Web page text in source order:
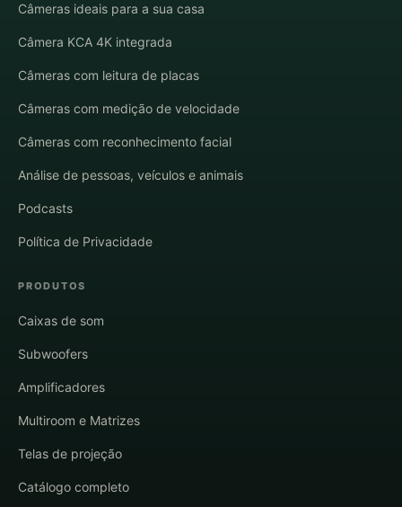
Câmeras ideais para a sua casa
Câmera KCA 4K integrada
Câmeras com leitura de placas
Câmeras com medição de velocidade
Câmeras com reconhecimento facial
Análise de pessoas, veículos e animais
Podcasts
Política de Privacidade
PRODUTOS
Caixas de som
Subwoofers
Amplificadores
Multiroom e Matrizes
Telas de projeção
Catálogo completo